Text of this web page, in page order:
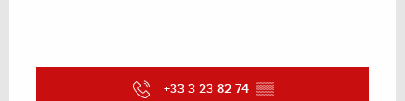
+33 3 23 82 74 ▒▒